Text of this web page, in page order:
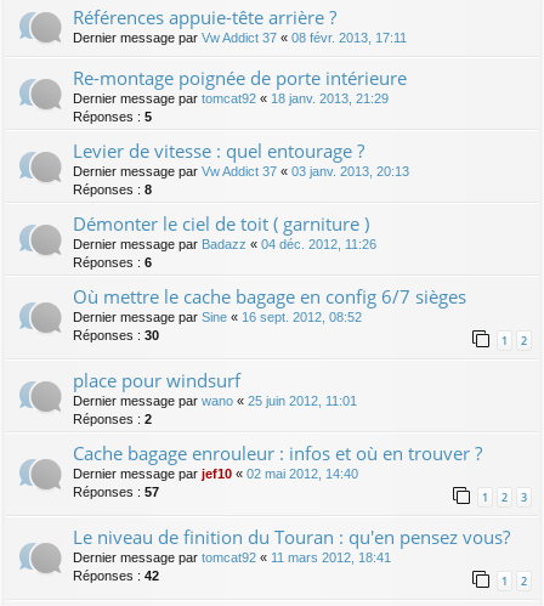
Références appuie-tête arrière ?
Dernier message par Vw Addict 37 « 08 févr. 2013, 17:11
Re-montage poignée de porte intérieure
Dernier message par tomcat92 « 18 janv. 2013, 21:29
Réponses : 5
Levier de vitesse : quel entourage ?
Dernier message par Vw Addict 37 « 03 janv. 2013, 20:13
Réponses : 8
Démonter le ciel de toit ( garniture )
Dernier message par Badazz « 04 déc. 2012, 11:26
Réponses : 6
Où mettre le cache bagage en config 6/7 sièges
Dernier message par Sine « 16 sept. 2012, 08:52
Réponses : 30 1 2
place pour windsurf
Dernier message par wano « 25 juin 2012, 11:01
Réponses : 2
Cache bagage enrouleur : infos et où en trouver ?
Dernier message par jef10 « 02 mai 2012, 14:40
Réponses : 57 1 2 3
Le niveau de finition du Touran : qu'en pensez vous?
Dernier message par tomcat92 « 11 mars 2012, 18:41
Réponses : 42 1 2